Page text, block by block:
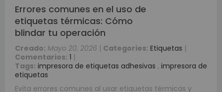
Errores comunes en el uso de
etiquetas térmicas: Cómo
blindar tu operación
Creado: Mayo 20, 2026 | Categories: Etiquetas |
Comentarios: 1 |
Tags: impresora de etiquetas adhesivas , impresora de
etiquetas
Evita errores comunes al usar etiquetas térmicas y